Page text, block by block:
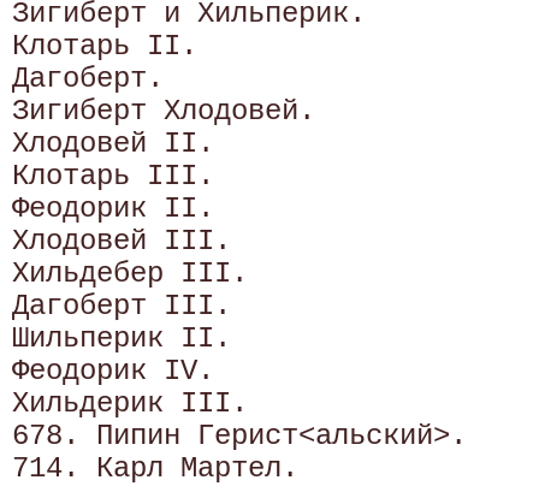
Зигиберт и Хильперик.
Клотарь II.
Дагоберт.
Зигиберт Хлодовей.
Хлодовей II.
Клотарь III.
Феодорик II.
Хлодовей III.
Хильдебер III.
Дагоберт III.
Шильперик II.
Феодорик IV.
Хильдерик III.
678. Пипин Герист<альский>.
714. Карл Мартел.